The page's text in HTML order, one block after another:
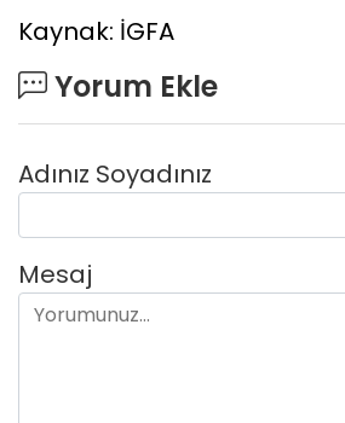
Kaynak: İGFA
Yorum Ekle
Adınız Soyadınız
Mesaj